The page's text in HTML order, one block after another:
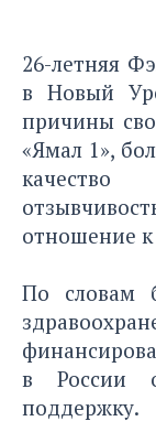
26-летняя
в Новый
причины
«Ямал 1»,
отношение
По словам
в России
поддержку.